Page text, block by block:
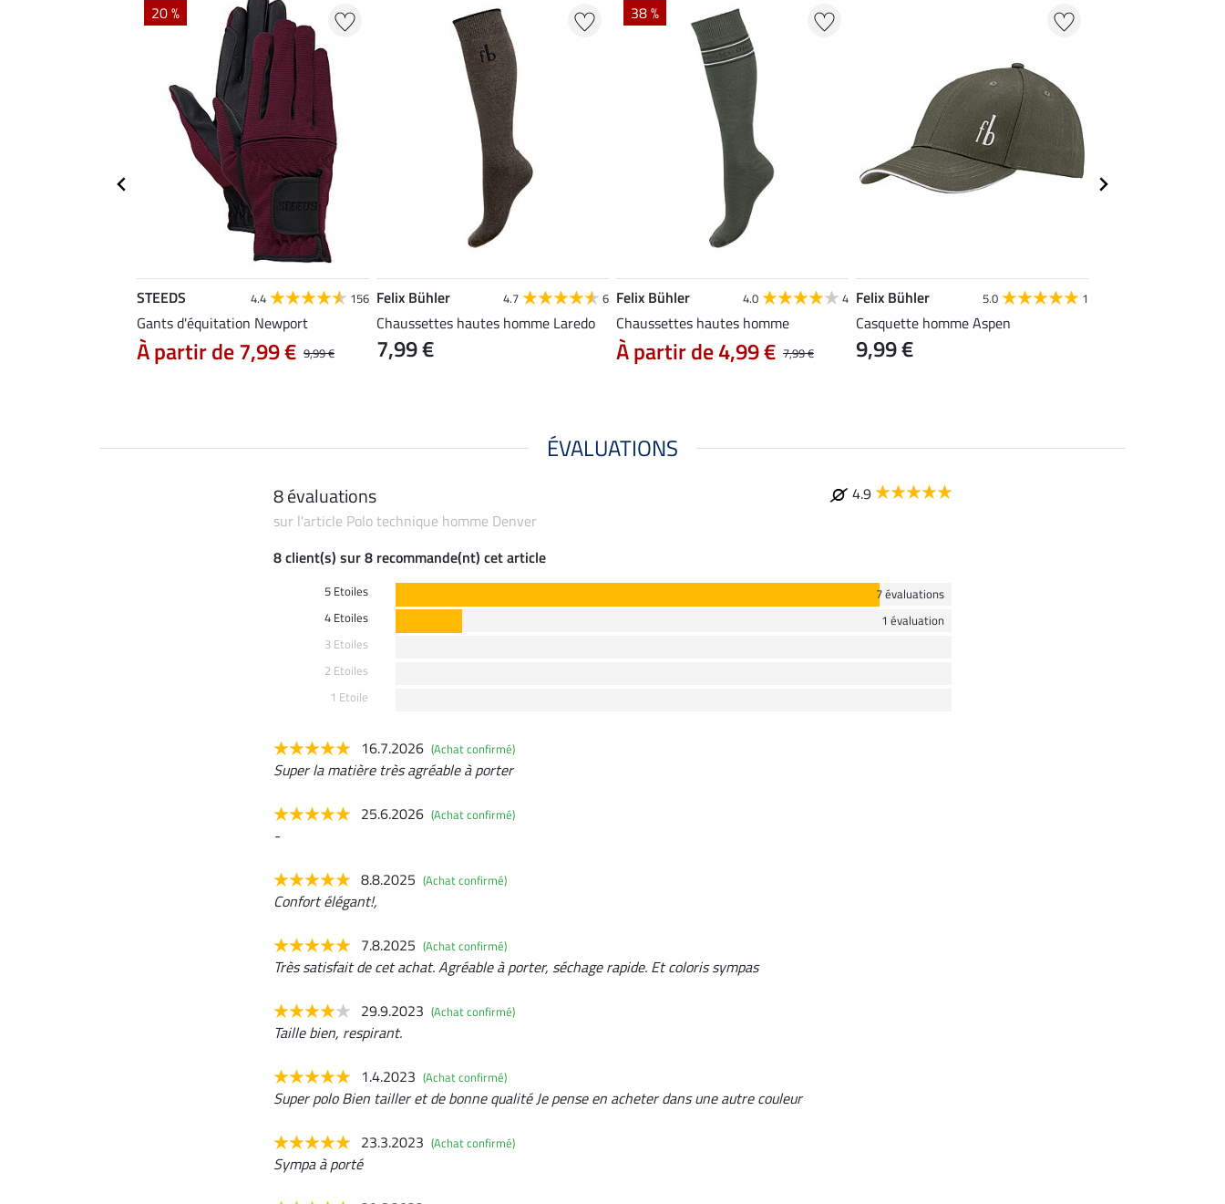
20 %
STEEDS 4.4 156
Gants d'équitation Newport
9,99 €
À partir de 7,99 €
Felix Bühler 4.7 6
Chaussettes hautes homme Laredo
7,99 €
38 %
Felix Bühler 4.0 4
Chaussettes hautes homme
7,99 €
À partir de 4,99 €
Felix Bühler 5.0 1
Casquette homme Aspen
9,99 €
ÉVALUATIONS
8 évaluations
4.9
sur l'article Polo technique homme Denver
8 client(s) sur 8 recommande(nt) cet article
5 Etoiles
7 évaluations
4 Etoiles
1 évaluation
3 Etoiles
2 Etoiles
1 Etoile
16.7.2026 (Achat confirmé)
Super la matière très agréable à porter
25.6.2026 (Achat confirmé)
-
8.8.2025 (Achat confirmé)
Confort élégant!,
7.8.2025 (Achat confirmé)
Très satisfait de cet achat. Agréable à porter, séchage rapide. Et coloris sympas
29.9.2023 (Achat confirmé)
Taille bien, respirant.
1.4.2023 (Achat confirmé)
Super polo Bien tailler et de bonne qualité Je pense en acheter dans une autre couleur
23.3.2023 (Achat confirmé)
Sympa à porté